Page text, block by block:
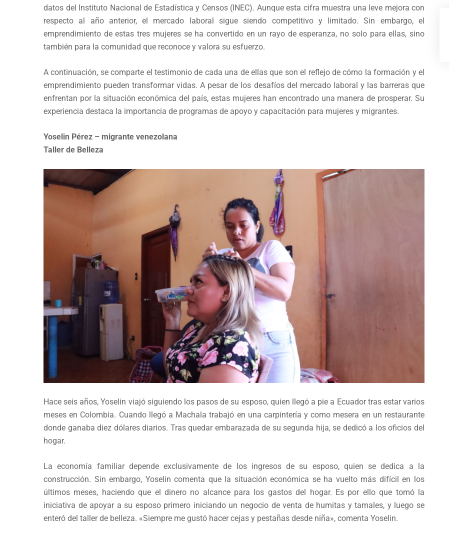
datos del Instituto Nacional de Estadística y Censos (INEC). Aunque esta cifra muestra una leve mejora con
respecto al año anterior, el mercado laboral sigue siendo competitivo y limitado. Sin embargo, el
emprendimiento de estas tres mujeres se ha convertido en un rayo de esperanza, no solo para ellas, sino
también para la comunidad que reconoce y valora su esfuerzo.
A continuación, se comparte el testimonio de cada una de ellas que son el reflejo de cómo la formación y el
emprendimiento pueden transformar vidas. A pesar de los desafíos del mercado laboral y las barreras que
enfrentan por la situación económica del país, estas mujeres han encontrado una manera de prosperar. Su
experiencia destaca la importancia de programas de apoyo y capacitación para mujeres y migrantes.
Yoselin Pérez – migrante venezolana
Taller de Belleza
Hace seis años, Yoselin viajó siguiendo los pasos de su esposo, quien llegó a pie a Ecuador tras estar varios
meses en Colombia. Cuando llegó a Machala trabajó en una carpintería y como mesera en un restaurante
donde ganaba diez dólares diarios. Tras quedar embarazada de su segunda hija, se dedicó a los oficios del
hogar.
La economía familiar depende exclusivamente de los ingresos de su esposo, quien se dedica a la
construcción. Sin embargo, Yoselin comenta que la situación económica se ha vuelto más difícil en los
últimos meses, haciendo que el dinero no alcance para los gastos del hogar. Es por ello que tomó la
iniciativa de apoyar a su esposo primero iniciando un negocio de venta de humitas y tamales, y luego se
enteró del taller de belleza. «Siempre me gustó hacer cejas y pestañas desde niña», comenta Yoselin.